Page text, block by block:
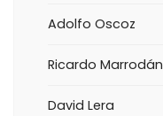
Adolfo Oscoz
Ricardo Marrodán
David Lera